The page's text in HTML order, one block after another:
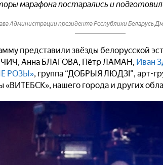
марафона постарались и
Администрации президента Республики Беларусь
представили звёзды белорусской
Анна БЛАГОВА, Пётр ЛАМАН, Иван
РОЗЫ», группа “ДОБРЫЯ ЛЮДЗІ”, арт-
«ВИТЕБСК», нашего города и других